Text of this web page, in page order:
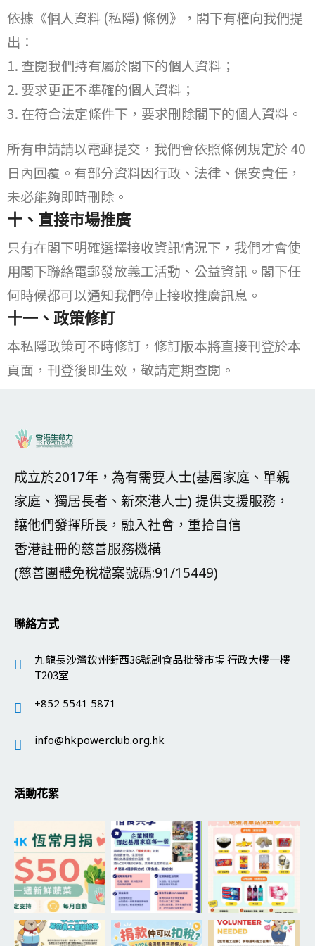
依據《個人資料 (私隱) 條例》，閣下有權向我們提
出：
查閱我們持有屬於閣下的個人資料；
要求更正不準確的個人資料；
在符合法定條件下，要求刪除閣下的個人資料。
所有申請請以電郵提交，我們會依照條例規定於 40
日內回覆。有部分資料因行政、法律、保安責任，
未必能夠即時刪除。
十、直接市場推廣
只有在閣下明確選擇接收資訊情況下，我們才會使
用閣下聯絡電郵發放義工活動、公益資訊。閣下任
何時候都可以通知我們停止接收推廣訊息。
十一、政策修訂
本私隱政策可不時修訂，修訂版本將直接刊登於本
頁面，刊登後即生效，敬請定期查閱。
成立於2017年，為有需要人士(基層家庭、單親
家庭、獨居長者、新來港人士) 提供支援服務，
讓他們發揮所長，融入社會，重拾自信
香港註冊的慈善服務機構
(慈善團體免稅檔案號碼:91/15449)
聯絡方式
九龍長沙灣欽州街西36號副食品批發市場 行政大樓一樓
T203室
+852 5541 5871
info@hkpowerclub.org.hk
活動花絮